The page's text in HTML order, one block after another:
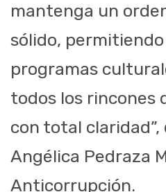
mantenga un
sólido,
programas
todos los rincones
con total claridad”,
Angélica Pedraza
Anticorrupción.